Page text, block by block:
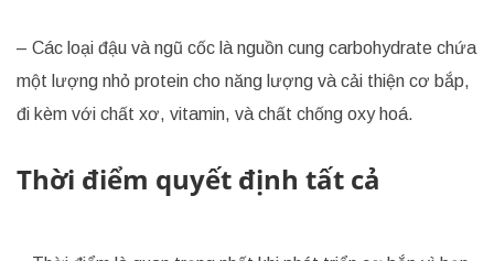
– Các loại đậu và ngũ cốc là nguồn cung carbohydrate chứa
một lượng nhỏ protein cho năng lượng và cải thiện cơ bắp,
đi kèm với chất xơ, vitamin, và chất chống oxy hoá.
Thời điểm quyết định tất cả